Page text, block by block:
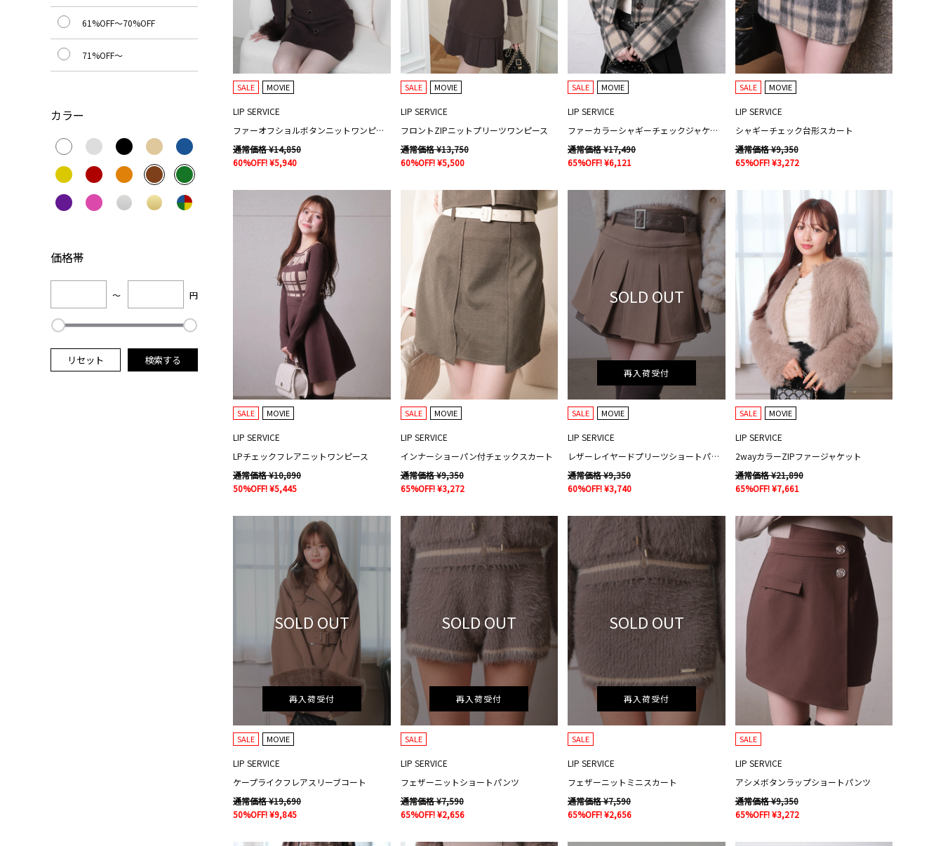
SALE MOVIE
LIP SERVICE
ファーオフショルボタンニットワンピース
通常価格 ¥14,850
60%OFF! ¥5,940
SALE MOVIE
LIP SERVICE
フロントZIPニットプリーツワンピース
通常価格 ¥13,750
60%OFF! ¥5,500
SALE MOVIE
LIP SERVICE
ファーカラーシャギーチェックジャケット
通常価格 ¥17,490
65%OFF! ¥6,121
SALE MOVIE
LIP SERVICE
シャギーチェック台形スカート
通常価格 ¥9,350
65%OFF! ¥3,272
SALE MOVIE
LIP SERVICE
LPチェックフレアニットワンピース
通常価格 ¥10,890
50%OFF! ¥5,445
SALE MOVIE
LIP SERVICE
インナーショーパン付チェックスカート
通常価格 ¥9,350
65%OFF! ¥3,272
SOLD OUT
再入荷受付
SALE MOVIE
LIP SERVICE
レザーレイヤードプリーツショートパンツ
通常価格 ¥9,350
60%OFF! ¥3,740
SALE MOVIE
LIP SERVICE
2wayカラーZIPファージャケット
通常価格 ¥21,890
65%OFF! ¥7,661
SOLD OUT
再入荷受付
SALE MOVIE
LIP SERVICE
ケープライクフレアスリーブコート
通常価格 ¥19,690
50%OFF! ¥9,845
SOLD OUT
再入荷受付
SALE
LIP SERVICE
フェザーニットショートパンツ
通常価格 ¥7,590
65%OFF! ¥2,656
SOLD OUT
再入荷受付
SALE
LIP SERVICE
フェザーニットミニスカート
通常価格 ¥7,590
65%OFF! ¥2,656
SALE
LIP SERVICE
アシメボタンラップショートパンツ
通常価格 ¥9,350
65%OFF! ¥3,272
61%OFF～70%OFF
71%OFF～
カラー
価格帯
～ 円
リセット 検索する